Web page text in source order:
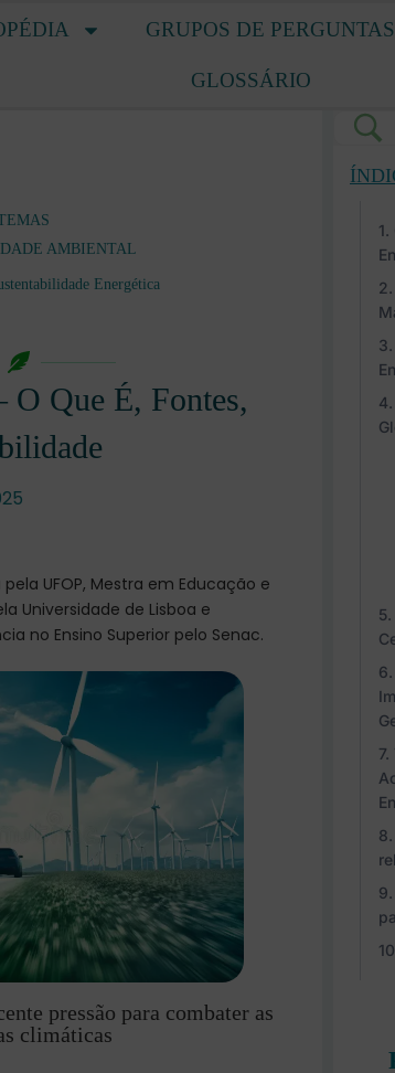
GRUPOS DE
GLOSSÁRIO
AMBIENTAL
Energética
O Que É, Fontes,
UFOP, Mestra em Educação e
Universidade de Lisboa e
no Ensino Superior pelo Senac.
pressão para combater as
climáticas